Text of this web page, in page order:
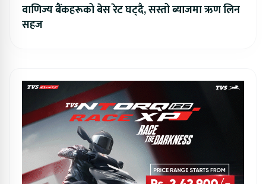
वाणिज्य बैंकहरूको बेस रेट घट्दै, सस्तो ब्याजमा ऋण लिन
सहज